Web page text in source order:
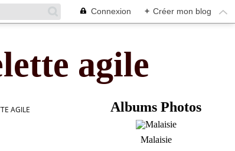
Connexion + Créer mon blog
agile
AGILE Albums Photos
Malaisie